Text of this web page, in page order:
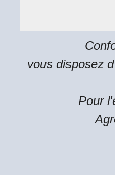
vous disposez
Pour